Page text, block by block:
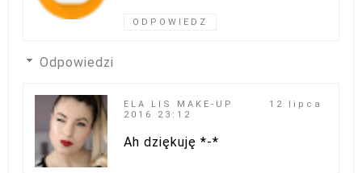
ODPOWIEDZ
Odpowiedzi
ELA LIS MAKE-UP
12 lipca
2016 23:12
Ah dziękuję *-*